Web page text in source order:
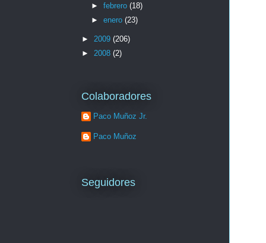
► febrero (18)
► enero (23)
► 2009 (206)
► 2008 (2)
Colaboradores
Paco Muñoz Jr.
Paco Muñoz
Seguidores